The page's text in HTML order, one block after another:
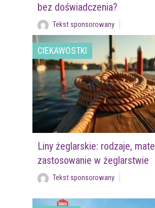
bez doświadczenia?
Tekst sponsorowany
CIEKAWOSTKI
Liny żeglarskie: rodzaje,
zastosowanie w żeglarstwie
Tekst sponsorowany